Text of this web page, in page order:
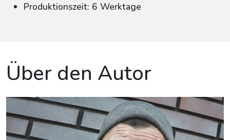
Produktionszeit: 6 Werktage
Über den Autor